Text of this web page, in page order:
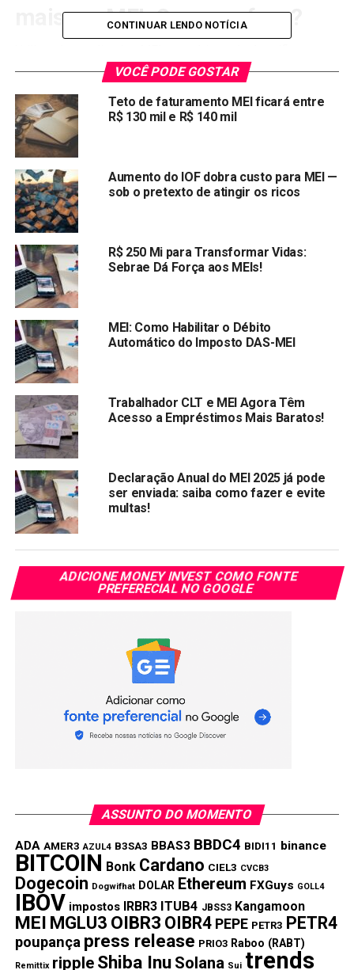
mais ser MEI. O que eu faço?
informações referentes a seu cadastro como:
CNPJ, nome, endereços cadastrados, débitos e natureza
jurídica.
O App MEI pode ser acessado em dispositivos móveis,
como tablets e smartphones e permite:
Com o App, o MEI
(ver se está devedor)
e gerar o DAS
pagamento.
Principais funções APP MEI
1°Gerar e emitir o Documento de Arrecadação do Simples
Nacional – DAS para pagamento (nos meses em que a
situação estiver devedora ou a vencer).
– CNPJ (nome, situação, natureza jurídica e endereço);
– situação mensal dos débitos tributários.
Obter informações gerais sobre MEI (conceitos,
formalização e obrigações acessórias).
Download (disponível para
Compartilhar:
CONTINUAR LENDO NOTÍCIA
VOCÊ PODE GOSTAR
Teto de faturamento MEI ficará entre
R$ 130 mil e R$ 140 mil
Aumento do IOF dobra custo para MEI —
sob o pretexto de atingir os ricos
R$ 250 Mi para Transformar Vidas:
Sebrae Dá Força aos MEIs!
MEI: Como Habilitar o Débito
Automático do Imposto DAS-MEI
Trabalhador CLT e MEI Agora Têm
Acesso a Empréstimos Mais Baratos!
Declaração Anual do MEI 2025 já pode
ser enviada: saiba como fazer e evite
multas!
ADICIONE MONEY INVEST COMO FONTE
PREFERECIAL NO GOOGLE
ASSUNTO DO MOMENTO
ADA AMER3 AZUL4 B3SA3 BBAS3 BBDC4 BIDI11 binance
BITCOIN Bonk Cardano CIEL3 CVCB3
Dogecoin Dogwifhat DOLAR Ethereum FXGuys GOLL4
IBOV impostos IRBR3 ITUB4 JBSS3 Kangamoon
MEI MGLU3 OIBR3 OIBR4 PEPE PETR3 PETR4
poupança press release PRIO3 Raboo (RABT)
Remittix ripple Shiba Inu Solana Sui trends